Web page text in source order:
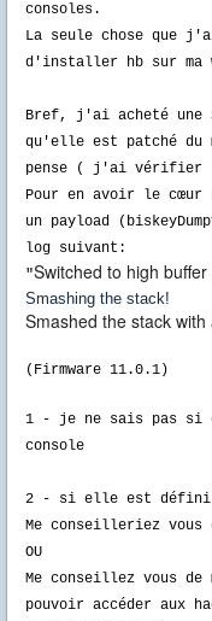
consoles.
La seule chose que
d'installer hb sur ma
Bref, j'ai acheté une
qu'elle est patché du
pense
( j 'ai vérifier
Pour en avoir le
un payload (
log suivant:
"Switched to high buffer
Smashing the stack!
Smashed the stack
(Firmware 11.0.1)
1 - je ne sais pas si
console
2 - si elle est
Me conseilleriez vous
OU
Me conseillez vous
pouvoir accéder aux